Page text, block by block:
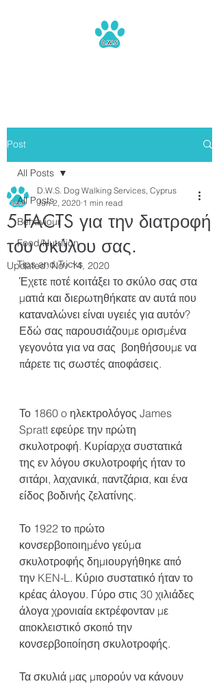
Post
All Posts
Behaviour
Food/Nutrition
Tips and Tricks
All Posts
5 FACTS για την διατροφή
του σκύλου σας.
D.W.S. Dog Walking Services, Cyprus
Jun 2, 2020 1 min read
Updated:Nov 14, 2020
Έχετε ποτέ κοιτάξει το σκύλο σας στα
ματιά και διερωτηθήκατε αν αυτά που
καταναλώνει είναι υγειές για αυτόν?
Εδώ σας παρουσιάζουμε ορισμένα
γεγονότα για να σας  βοηθήσουμε να
πάρετε τις σωστές αποφάσεις.
Το 1860 o ηλεκτρολόγος James
Spratt εφεύρε την πρώτη
σκυλοτροφή. Κυρίαρχα συστατικά
της εν λόγου σκυλοτροφής ήταν το
σιτάρι, λαχανικά, παντζάρια, και ένα
είδος βοδινής ζελατίνης.
Το 1922 το πρώτο
κονσερβοποιημένο γεύμα
σκυλοτροφής δημιουργήθηκε από
την KEN-L. Κύριο συστατικό ήταν το
κρέας άλογου. Γύρο στις 30 χιλιάδες
άλογα χρονιαία εκτρέφονταν με
αποκλειστικό σκοπό την
κονσερβοποίηση σκυλοτροφής.
Τα σκυλιά μας μπορούν να κάνουν